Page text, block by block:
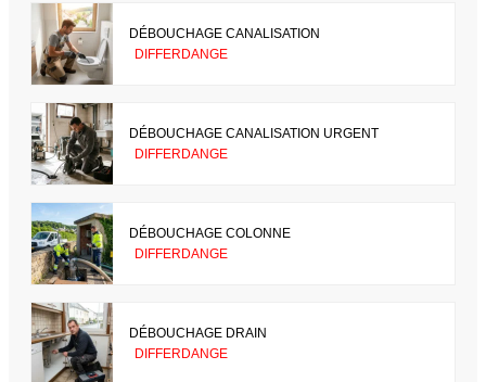
DÉBOUCHAGE CANALISATION
DIFFERDANGE
DÉBOUCHAGE CANALISATION URGENT
DIFFERDANGE
DÉBOUCHAGE COLONNE
DIFFERDANGE
DÉBOUCHAGE DRAIN
DIFFERDANGE